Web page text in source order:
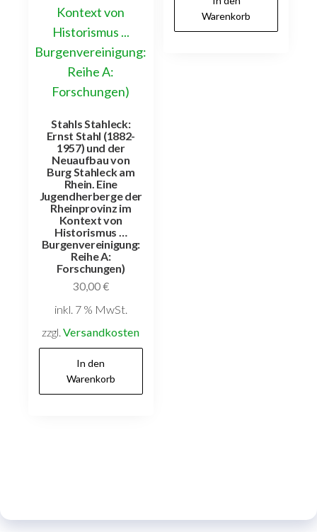
Stahls Stahleck:
Ernst Stahl (1882-
1957) und der
Neuaufbau von
Burg Stahleck am
Rhein. Eine
Jugendherberge der
Rheinprovinz im
Kontext von
Historismus …
Burgenvereinigung:
Reihe A:
Forschungen)
30,00€
inkl. 7 % MwSt.
zzgl.Versandkosten
In den
Warenkorb
Warenkorb